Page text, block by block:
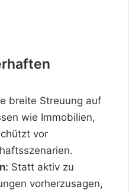
breite Streuung auf
wie Immobilien,
vor
Statt aktiv zu
vorherzusagen,